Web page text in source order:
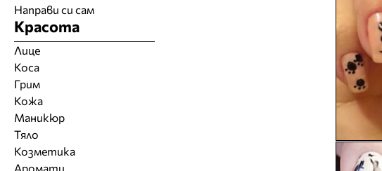
Направи си сам
Красота
Лице
Коса
Грим
Кожа
Маникюр
Тяло
Козметика
Аромати